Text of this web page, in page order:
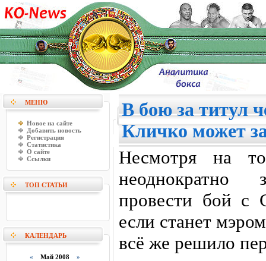
МЕНЮ
Новое на сайте
Добавить новость
Регистрация
Статистика
О сайте
Ссылки
ТОП СТАТЬИ
КАЛЕНДАРЬ
« Май 2008»
В бою за титул
Кличко может
Несмотря на
неоднократно
провести бой с
если станет
всё же решило